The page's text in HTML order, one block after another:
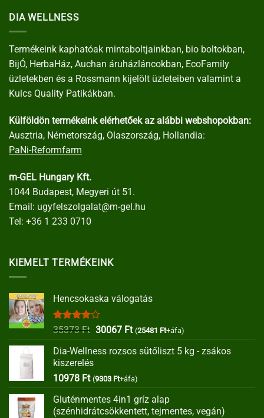
DIA WELLNESS
Termékeink kaphatóak mintaboltjainkban, bio boltokban,
BijÓ, HerbaHáz, Auchan áruházláncokban, EcoFamily
üzletekben és a Rossmann kijelölt üzleteiben valamint a
Kulcs Quality Patikákban.
Külföldön termékeink elérhetőek az alábbi webshopokban:
Ausztria, Németország, Olaszország, Hollandia:
PaNi-Reformfarm
m-GEL Hungary Kft.
1044 Budapest, Megyeri út 51.
Email: ugyfelszolgalat@m-gel.hu
Tel: +36 1 233 0710
KIEMELT TERMÉKEINK
Hencsokaska válogatás
Értékelés:
35373Ft Original
was:
30067 FtCurrent
is:
(25481 Ft+áfa)
Dia-Wellness rozsos sütőliszt 5 kg - zsákos
kiszerelés
10978 Ft (9303 Ft+áfa)
Gluténmentes 4in1 gríz alap
(szénhidrátcsökkentett, tejmentes, vegán)